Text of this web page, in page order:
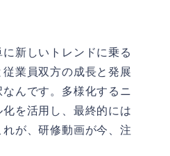
新しいトレンドに乗る
業員双方の成長と発展
んです。多様化するニ
を活用し、最終的には
が、研修動画が今、注